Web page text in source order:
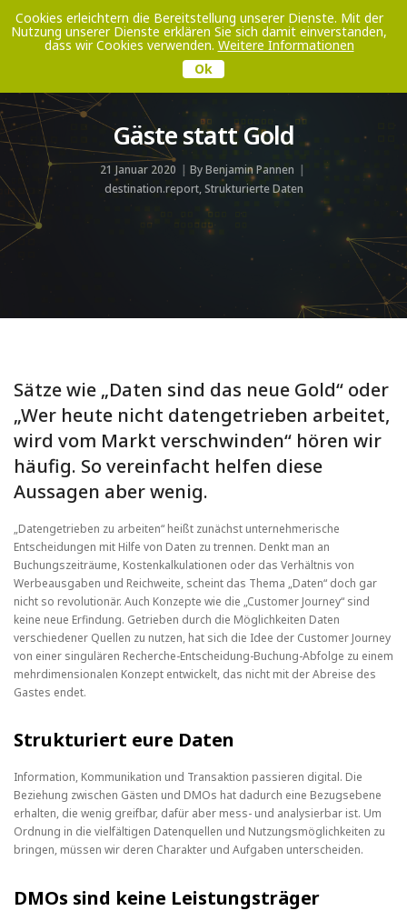
Toggle
Gäste statt Gold
21 Januar 2020 ByBenjamin Pannen
destination.report,Strukturierte Daten
Sätze wie „Daten sind das neue Gold“ oder
„Wer heute nicht datengetrieben arbeitet,
wird vom Markt verschwinden“ hören wir
häufig. So vereinfacht helfen diese
Aussagen aber wenig.
„Datengetrieben zu arbeiten“ heißt zunächst unternehmerische
Entscheidungen mit Hilfe von Daten zu trennen. Denkt man an
Buchungszeiträume, Kostenkalkulationen oder das Verhältnis von
Werbeausgaben und Reichweite, scheint das Thema „Daten“ doch gar
nicht so revolutionär. Auch Konzepte wie die „Customer Journey“ sind
keine neue Erfindung. Getrieben durch die Möglichkeiten Daten
verschiedener Quellen zu nutzen, hat sich die Idee der Customer Journey
von einer singulären Recherche-Entscheidung-Buchung-Abfolge zu einem
mehrdimensionalen Konzept entwickelt, das nicht mit der Abreise des
Gastes endet.
Strukturiert eure Daten
Information, Kommunikation und Transaktion passieren digital. Die
Beziehung zwischen Gästen und DMOs hat dadurch eine Bezugsebene
erhalten, die wenig greifbar, dafür aber mess- und analysierbar ist. Um
Ordnung in die vielfältigen Datenquellen und Nutzungsmöglichkeiten zu
bringen, müssen wir deren Charakter und Aufgaben unterscheiden.
DMOs sind keine Leistungsträger
Cookies erleichtern die Bereitstellung unserer Dienste. Mit der
Nutzung unserer Dienste erklären Sie sich damit einverstanden,
dass wir Cookies verwenden. Weitere Informationen
Ok